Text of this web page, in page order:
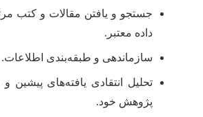
جستجو و یافتن مقالات و کتب
داده معتبر.
سازماندهی و طبقه‌بندی اطلاعات.
تحلیل انتقادی یافته‌های پیشین
پژوهش خود.